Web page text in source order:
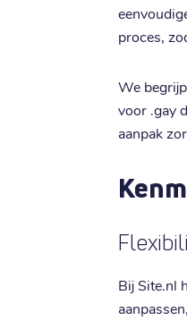
proces,
We
voor .gay
aanpak
Bij Site.nl